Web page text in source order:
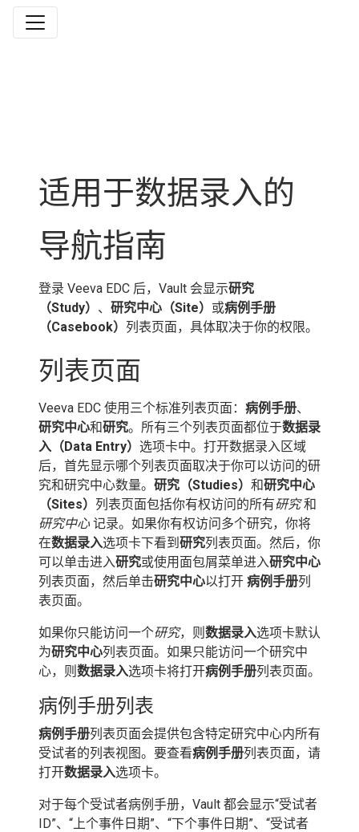
适用于数据录入的
导航指南
登录 Veeva EDC 后，Vault 会显示研究
（Study） 、 研究中心（Site） 或病例手册
（Casebook） 列表页面，具体取决于你的权限。
列表页面
Veeva EDC 使用三个标准列表页面： 病例手册、
研究中心和研究。所有三个列表页面都位于数据录
入（Data Entry） 选项卡中。打开数据录入区域
后，首先显示哪个列表页面取决于你可以访问的研
究和研究中心数量。 研究（Studies） 和研究中心
（Sites） 列表页面包括你有权访问的所有研究和
研究中心 记录。如果你有权访问多个研究，你将
在数据录入选项卡下看到 研究列表页面。然后，你
可以单击进入研究或使用面包屑菜单进入研究中心
列表页面，然后单击研究中心以打开 病例手册列
表页面。
如果你只能访问一个研究，则 数据录入选项卡默认
为研究中心列表页面。如果只能访问一个研究中
心，则 数据录入选项卡将打开病例手册列表页面。
病例手册列表
病例手册列表页面会提供包含特定研究中心内所有
受试者的列表视图。要查看病例手册列表页面，请
打开数据录入选项卡。
对于每个受试者病例手册，Vault 都会显示“受试者
ID”、“上个事件日期”、“下个事件日期”、“受试者